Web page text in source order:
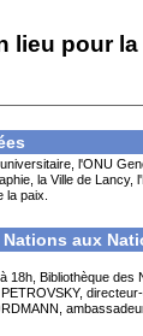
lieu pour la
l'ONU
la Ville de
paix.
aux
18h, Bibliothèque des